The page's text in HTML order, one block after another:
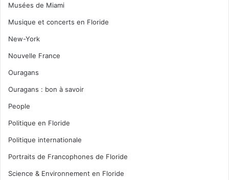
Musées de Miami
Musique et concerts en Floride
New-York
Nouvelle France
Ouragans
Ouragans : bon à savoir
People
Politique en Floride
Politique internationale
Portraits de Francophones de Floride
Science & Environnement en Floride